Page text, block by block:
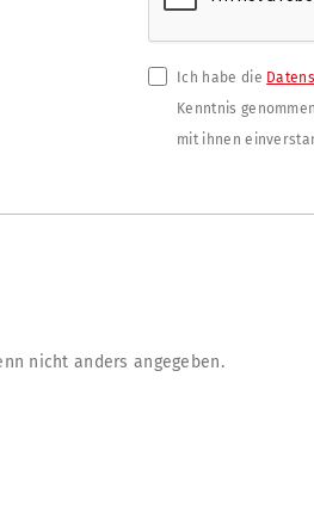
Ich habe die
Kenntnis
mit ihnen
nicht anders angegeben.